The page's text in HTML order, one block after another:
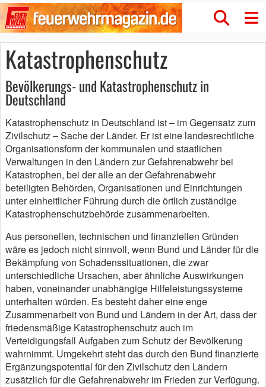
Katastrophenschutz
Bevölkerungs- und Katastrophenschutz in
Deutschland
Katastrophenschutz in Deutschland ist – im Gegensatz zum
Zivilschutz – Sache der Länder. Er ist eine landesrechtliche
Organisationsform der kommunalen und staatlichen
Verwaltungen in den Ländern zur Gefahrenabwehr bei
Katastrophen, bei der alle an der Gefahrenabwehr
beteiligten Behörden, Organisationen und Einrichtungen
unter einheitlicher Führung durch die örtlich zuständige
Katastrophenschutzbehörde zusammenarbeiten.
Aus personellen, technischen und finanziellen Gründen
wäre es jedoch nicht sinnvoll, wenn Bund und Länder für die
Bekämpfung von Schadenssituationen, die zwar
unterschiedliche Ursachen, aber ähnliche Auswirkungen
haben, voneinander unabhängige Hilfeleistungssysteme
unterhalten würden. Es besteht daher eine enge
Zusammenarbeit von Bund und Ländern in der Art, dass der
friedensmäßige Katastrophenschutz auch im
Verteidigungsfall Aufgaben zum Schutz der Bevölkerung
wahrnimmt. Umgekehrt steht das durch den Bund finanzierte
Ergänzungspotential für den Zivilschutz den Ländern
zusätzlich für die Gefahrenabwehr im Frieden zur Verfügung.